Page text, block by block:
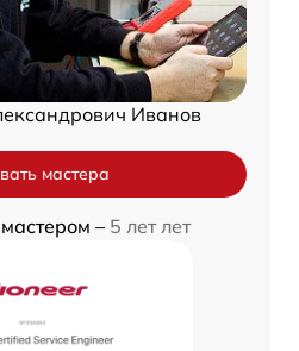
Иванов
мастера
– 5 лет лет